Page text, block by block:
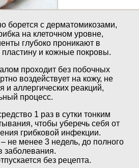
борется с дерматомикозами,
на клеточном уровне,
глубоко проникают в
и кожные покровы.
проходит без побочных
воздействует на кожу, не
и аллергических реакций,
процесс.
1 раз в сутки тонким
чтобы уберечь себя от
грибковой инфекции.
не менее 3 недель, до полного
заболевания.
без рецепта.